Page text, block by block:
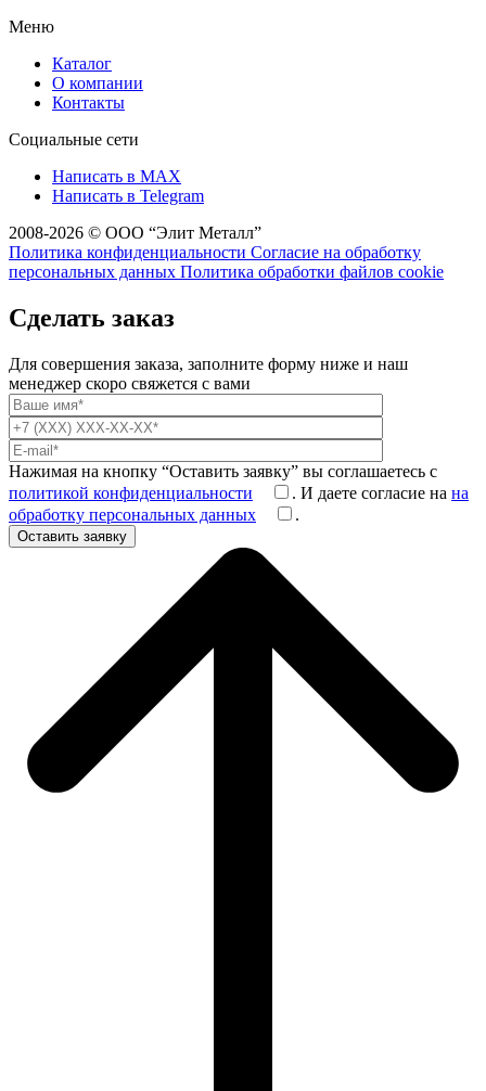
Меню
Каталог
О компании
Контакты
Социальные сети
Написать в MAX
Написать в Telegram
2008-2026 © ООО “Элит Металл”
Политика конфиденциальности Согласие на обработку
персональных данных Политика обработки файлов cookie
Сделать заказ
Для совершения заказа, заполните форму ниже и наш
менеджер скоро свяжется с вами
Нажимая на кнопку “Оставить заявку” вы соглашаетесь с
политикой конфиденциальности
. И даете согласие на на
обработку персональных данных
.
Оставить заявку